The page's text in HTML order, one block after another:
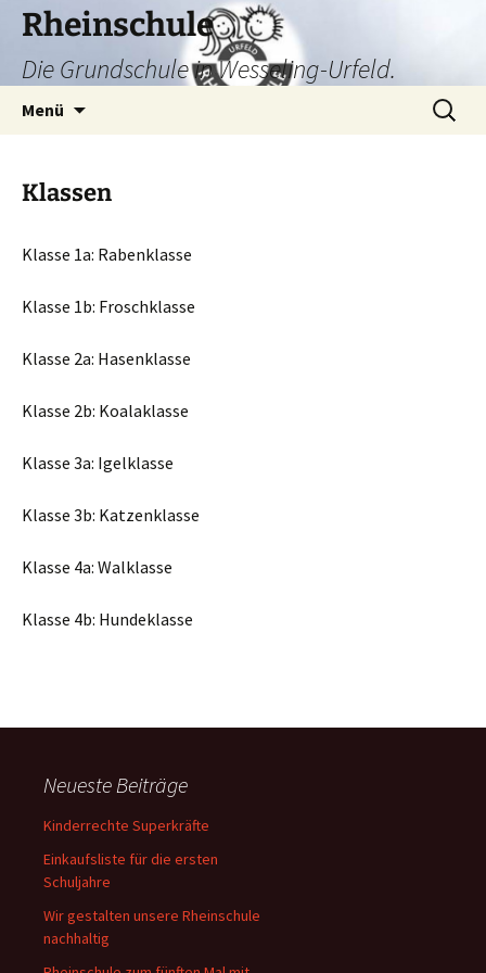
Zum
Inhalt
springen
Rheinschule
Die Grundschule in Wesseling-Urfeld.
Menü
Suchen
nach:
Klassen
Klasse 1a: Rabenklasse
Klasse 1b: Froschklasse
Klasse 2a: Hasenklasse
Klasse 2b: Koalaklasse
Klasse 3a: Igelklasse
Klasse 3b: Katzenklasse
Klasse 4a: Walklasse
Klasse 4b: Hundeklasse
Neueste Beiträge
Kinderrechte Superkräfte
Einkaufsliste für die ersten
Schuljahre
Wir gestalten unsere Rheinschule
nachhaltig